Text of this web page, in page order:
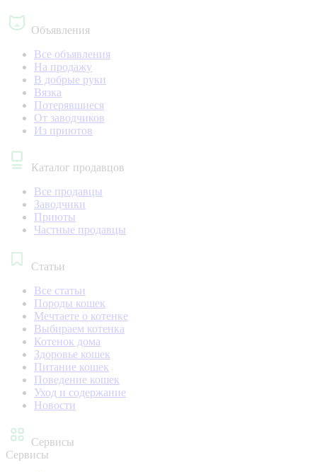
Объявления
Все объявления
На продажу
В добрые руки
Вязка
Потерявшиеся
От заводчиков
Из приютов
Каталог продавцов
Все продавцы
Заводчики
Приюты
Частные продавцы
Статьи
Все статьи
Породы кошек
Мечтаете о котенке
Выбираем котенка
Котенок дома
Здоровье кошек
Питание кошек
Поведение кошек
Уход и содержание
Новости
Сервисы
Сервисы